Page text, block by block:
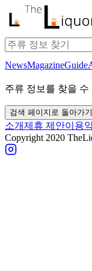
NewsMagazineGuide
주류 정보를 찾을 수
검색 페이지로 돌아가기
소개제휴 제안이용
Copyright 2020